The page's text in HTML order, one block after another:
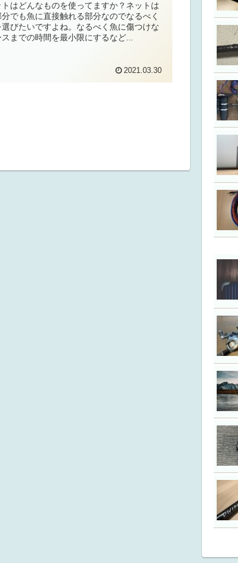
はどんなものを使ってますか？ネットは
でも魚に直接触れる部分なのでなるべく
びたいですよね。なるべく魚に傷つけな
までの時間を最小限にするなど...
2021.03.30